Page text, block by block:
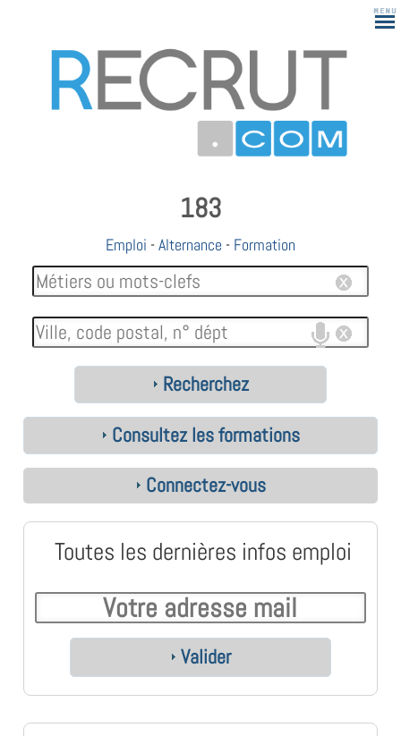
183
Emploi -Alternance - Formation
Recherchez
Consultez les formations
Connectez-vous
Toutes les dernières infos emploi
Valider